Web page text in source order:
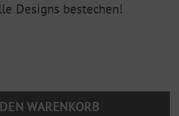
Designs bestechen!
mir keiner das Wasser reichen
WARENKORB